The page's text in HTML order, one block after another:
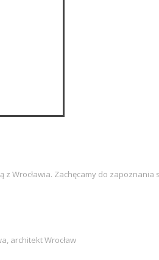
Wrocławia. Zachęcamy do